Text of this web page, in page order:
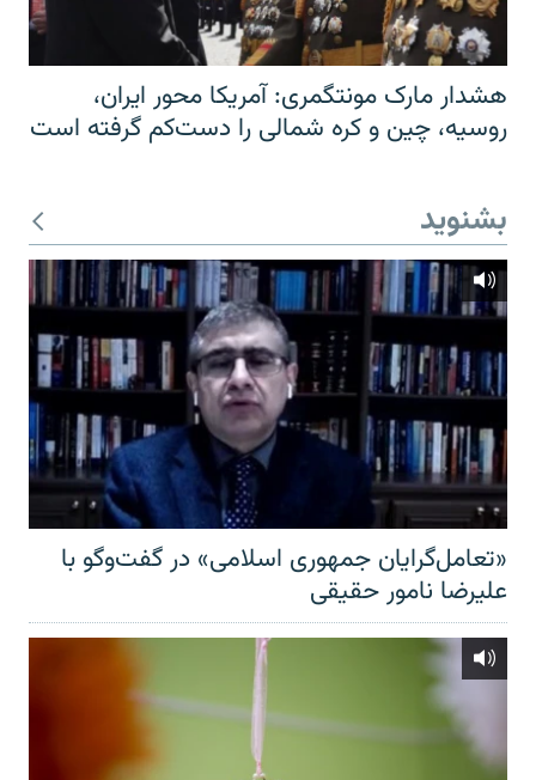
هشدار مارک مونتگمری: آمریکا محور ایران،
روسیه، چین و کره شمالی را دست‌کم گرفته است
بشنوید
«تعامل‌گرایان جمهوری اسلامی» در گفت‌وگو با
علیرضا نامور حقیقی